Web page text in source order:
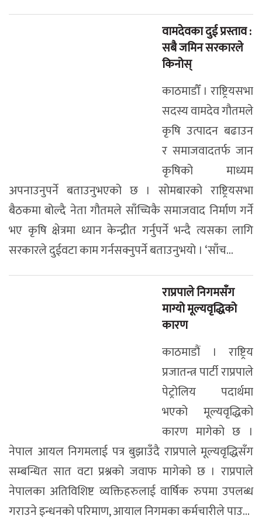
वामदेवका दुई प्रस्ताव :
सबै जमिन सरकारले
किनोस्
काठमाडौँ । राष्ट्रियसभा
सदस्य वामदेव गौतमले
कृषि उत्पादन बढाउन
र समाजवादतर्फ जान
कृषिको माध्यम
अपनाउनुपर्ने बताउनुभएको छ । सोमबारको राष्ट्रियसभा
बैठकमा बोल्दै नेता गौतमले साँच्चिकै समाजवाद निर्माण गर्ने
भए कृषि क्षेत्रमा ध्यान केन्द्रीत गर्नुपर्ने भन्दै त्यसका लागि
सरकारले दुईवटा काम गर्नसक्नुपर्ने बताउनुभयो । ‘साँच...
राप्रपाले निगमसँग
माग्यो मूल्यवृद्धिको
कारण
काठमाडौं । राष्ट्रिय
प्रजातन्त्र पार्टी राप्रपाले
पेट्रोलिय पदार्थमा
भएको मूल्यवृद्धिको
कारण मागेको छ ।
नेपाल आयल निगमलाई पत्र बुझाउँदै राप्रपाले मूल्यवृद्धिसँग
सम्बन्धित सात वटा प्रश्नको जवाफ मागेको छ । राप्रपाले
नेपालका अतिविशिष्ट व्यक्तिहरुलाई वार्षिक रुपमा उपलब्ध
गराउने इन्धनको परिमाण, आयाल निगमका कर्मचारीले पाउ...